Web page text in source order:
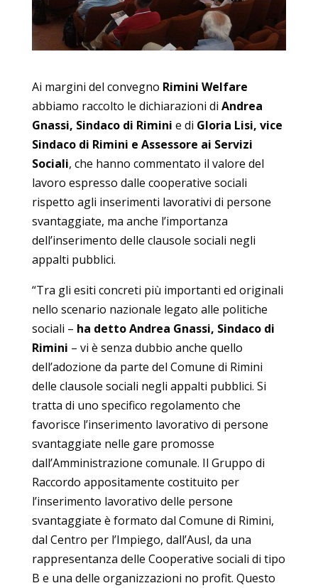
Ai margini del convegno Rimini Welfare
abbiamo raccolto le dichiarazioni di Andrea
Gnassi, Sindaco di Rimini e di Gloria Lisi, vice
Sindaco di Rimini e Assessore ai Servizi
Sociali, che hanno commentato il valore del
lavoro espresso dalle cooperative sociali
rispetto agli inserimenti lavorativi di persone
svantaggiate, ma anche l’importanza
dell’inserimento delle clausole sociali negli
appalti pubblici.
“Tra gli esiti concreti più importanti ed originali
nello scenario nazionale legato alle politiche
sociali – ha detto Andrea Gnassi, Sindaco di
Rimini – vi è senza dubbio anche quello
dell’adozione da parte del Comune di Rimini
delle clausole sociali negli appalti pubblici. Si
tratta di uno specifico regolamento che
favorisce l’inserimento lavorativo di persone
svantaggiate nelle gare promosse
dall’Amministrazione comunale. Il Gruppo di
Raccordo appositamente costituito per
l’inserimento lavorativo delle persone
svantaggiate è formato dal Comune di Rimini,
dal Centro per l’Impiego, dall’Ausl, da una
rappresentanza delle Cooperative sociali di tipo
B e una delle organizzazioni no profit. Questo